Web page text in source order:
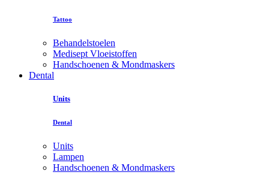
Tattoo
Behandelstoelen
Medisept Vloeistoffen
Handschoenen & Mondmaskers
Dental
Units
Dental
Units
Lampen
Handschoenen & Mondmaskers